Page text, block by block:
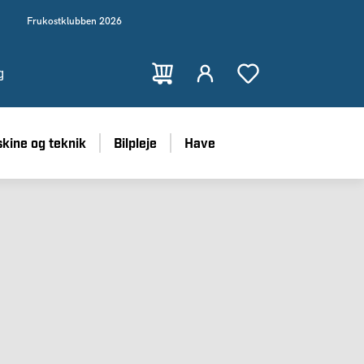
Frukostklubben 2026
og teknik Bilpleje Have